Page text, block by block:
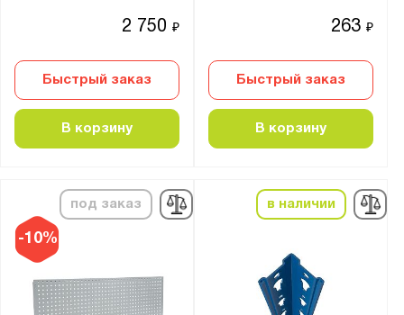
2 750₽
Быстрый заказ
В корзину
263₽
Быстрый заказ
В корзину
-10%
под заказ в наличии